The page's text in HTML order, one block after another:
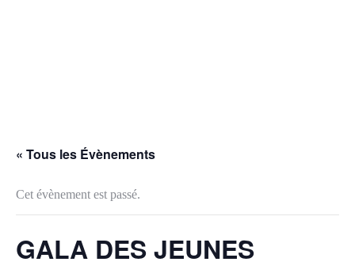
« Tous les Évènements
Cet évènement est passé.
GALA DES JEUNES